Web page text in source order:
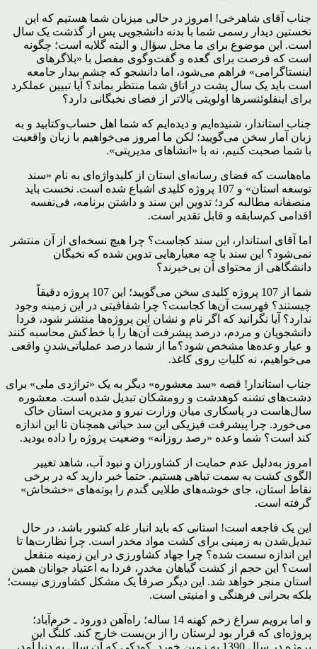
جناب آقای شاهرخی! امروز در حالی میزبان شما هستیم که این
نخستین دیدار رسمی شما با بدنه دانشجویی پس از گذشت یک سال
است. این موضوع برای ما محل سؤال و البته گلایه است؛ چگونه
است که فرصت برای گعده و گفت‌وگوی مفصل با «بلاگرهای
اینستاگرامی» فراهم می‌شود، اما دانشجو که چشم بیدار جامعه
است باید یک سال پشت درِ اتاق شما منتظر بماند؟ آیا تبیین عملکرد
برای اینفلوئنسرها اولویتی بالاتر از فضای نخبگانی دارد؟
جناب استاندار، شنیده‌ایم و دیده‌ایم که شما اهل حساب‌وکتابید و به
زبان آمار سخن می‌گویید؛ لکن ما امروز می‌خواهیم با زبان واقعیت
با شما صحبت کنیم، نه با «انشاهای مدیریتی».
ماه‌هاست که فضای رسانه‌ای استان از کلیدواژه‌ای به نام «سند
توسعه استان» و 107 پروژه کلیدی اشباع شده است. نخست باید
منصفانه مطالبه کرد؛ تدوین این سند و داشتن برنامه، فی‌نفسه
اقدامی کم‌سابقه و قابل تقدیر است.
اما آقای استاندار، این سند کجاست؟ چرا هیچ نسخه‌ای از آن منتشر
نمی‌شود؟ این سند با چه معیارهایی تدوین شده که نخبگان
دانشگاهی از محتوای آن بی‌خبرند؟
شما از 107 پروژه کلیدی سخن می‌گویید؛ این 107 پروژه دقیقاً
چیستند؟ فهرست آن‌ها کجاست؟ چرا شفافیتی در این زمینه وجود
ندارد؟ آیا نگرانید که اگر نام و نشان این پروژه‌ها منتشر شود، فردا
دانشجویان و مردم، درصد پیشرفت آن‌ها را با خط‌کش محاسبه کنند
و عیار وعده‌ها مشخص شود؟ما از شما درصد عملیاتی‌شدنِ واقعی
می‌خواهیم، نه کلیاتِ روی کاغذ.
جناب استاندار! قصه «سد معشوره» دیگر به یک «تراژدی ملی» برای
دشت‌های تشنه کوهدشت و رومشکان تبدیل شده است. معشوره
سال‌هاست در پاسکاری میان وزارت نیرو و مدیریت استان خاک
می‌خورد. چرا پیشرفت فیزیکی این سد حیاتی همچنان تا این اندازه
کند است؟ شما وعده «رصد روزانه» وضعیت پروژه را داده بودید.
امروز به‌دلیل عدم حمایت از کشاورزان و نبود آب، شاهد تغییر
الگوی کشت به سمت تباهی هستیم. حتماً خبر دارید که در برخی
نقاط استان، جای خوشه‌های طلایی گندم را بوته‌های «خشخاش»
گرفته است.
این یک فاجعه است! استانی که باید انبار غله کشور باشد، در حال
تبدیل‌شدن به زمینی برای کشت مواد مخدر است. چرا نظارت‌ها تا
این اندازه سست شده؟ چرا جهاد کشاورزی در این زمینه منفعل
است؟ این حجم از کشت گیاهان مخدر، فردا به اعتیاد جوانان همین
استان منجر خواهد شد. این دیگر صرفاً یک مشکل کشاورزی نیست؛
بلکه بحرانی فرهنگی و امنیتی است.
و اما برویم سراغ زخم کهنه 14 ساله؛ راه‌آهن دورود ـ خرم‌آباد؛
پروژه‌ای که قرار بود لرستان را از بن‌بست خارج کند. کلنگ این
پروژه در سال 1390 به زمین خورد. کودکی که آن سال به دنیا آمد،